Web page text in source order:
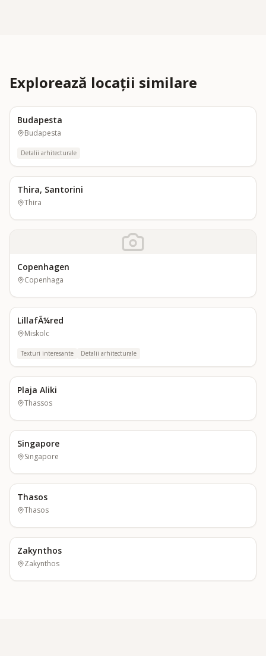
Explorează locații similare
Budapesta
Budapesta
Detalii arhitecturale
Thira, Santorini
Thira
Copenhagen
Copenhaga
LillafÃ¼red
Miskolc
Texturi interesante Detalii arhitecturale
Plaja Aliki
Thassos
Singapore
Singapore
Thasos
Thasos
Zakynthos
Zakynthos